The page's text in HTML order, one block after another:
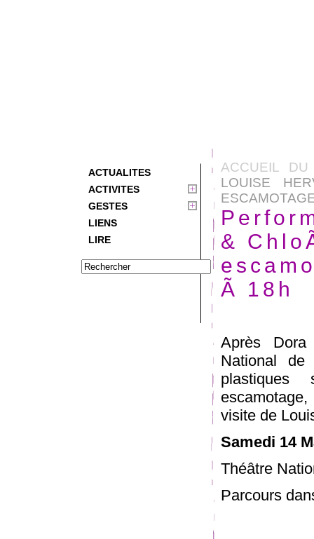
ACTUALITES
ACTIVITES
GESTES
LIENS
LIRE
ACCUEIL
LOUISE
&
Ã 18h
Après
National
plastiques
visite de
Samedi 14
Théâtre
Parcours